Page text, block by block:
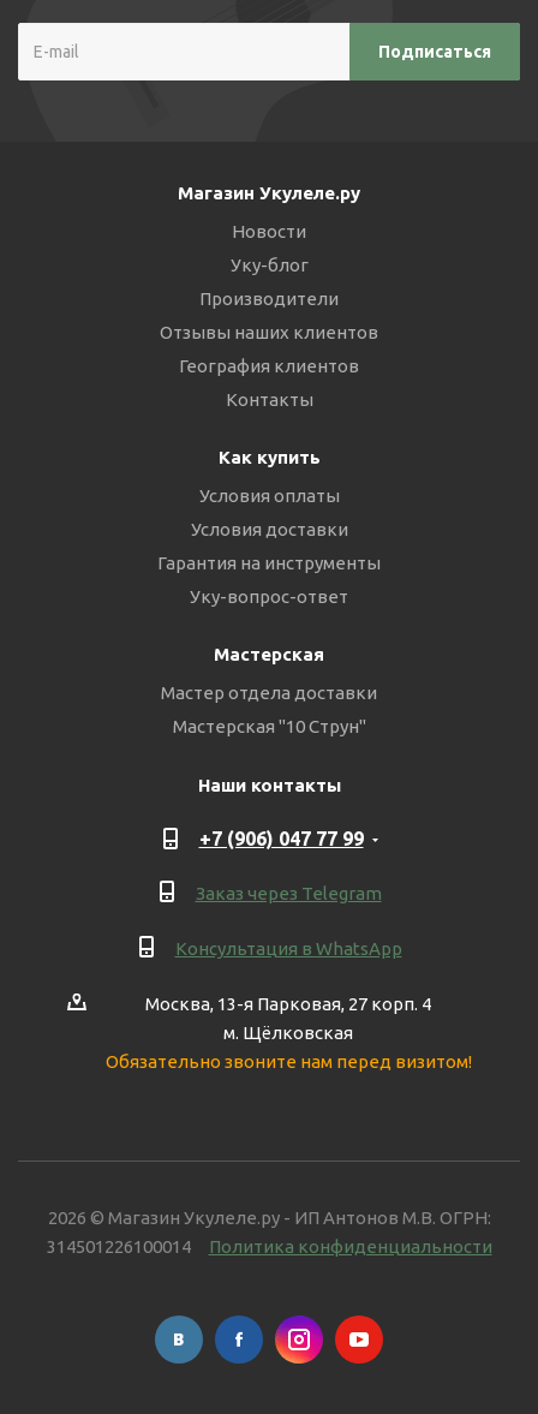
Магазин Укулеле.ру
Новости
Уку-блог
Производители
Отзывы наших клиентов
География клиентов
Контакты
Как купить
Условия оплаты
Условия доставки
Гарантия на инструменты
Уку-вопрос-ответ
Мастерская
Мастер отдела доставки
Мастерская "10 Струн"
Наши контакты
+7 (906) 047 77 99
Заказ через Telegram
Консультация в WhatsApp
Москва, 13-я Парковая, 27 корп. 4
м. Щёлковская
Обязательно звоните нам перед визитом!
2026 © Магазин Укулеле.ру - ИП Антонов М.В. ОГРН:
314501226100014 Политика конфиденциальности